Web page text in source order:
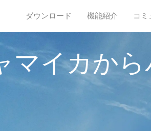
ダウンロード 機能紹介 コミ
マイカか